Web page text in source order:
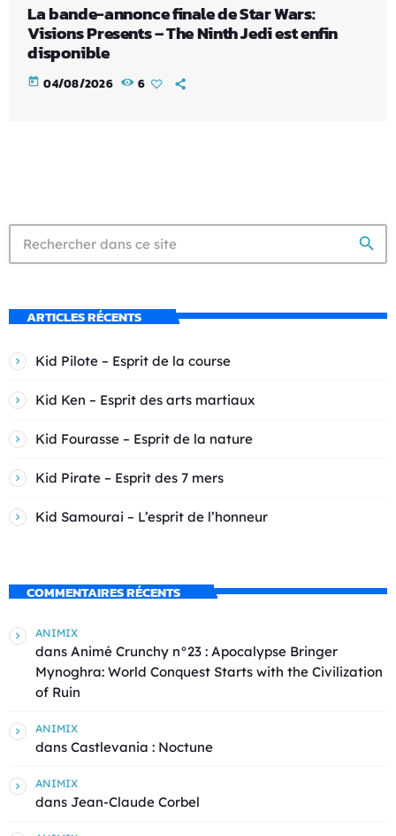
La bande-annonce finale de Star Wars:
Visions Presents – The Ninth Jedi est enfin
disponible
today 04/08/2026 6
search
ARTICLES RÉCENTS
Kid Pilote – Esprit de la course
Kid Ken – Esprit des arts martiaux
Kid Fourasse – Esprit de la nature
Kid Pirate – Esprit des 7 mers
Kid Samourai – L’esprit de l’honneur
COMMENTAIRES RÉCENTS
ANIMIX
dans Animé Crunchy n°23 : Apocalypse Bringer
Mynoghra: World Conquest Starts with the Civilization
of Ruin
ANIMIX
dans Castlevania : Noctune
ANIMIX
dans Jean-Claude Corbel